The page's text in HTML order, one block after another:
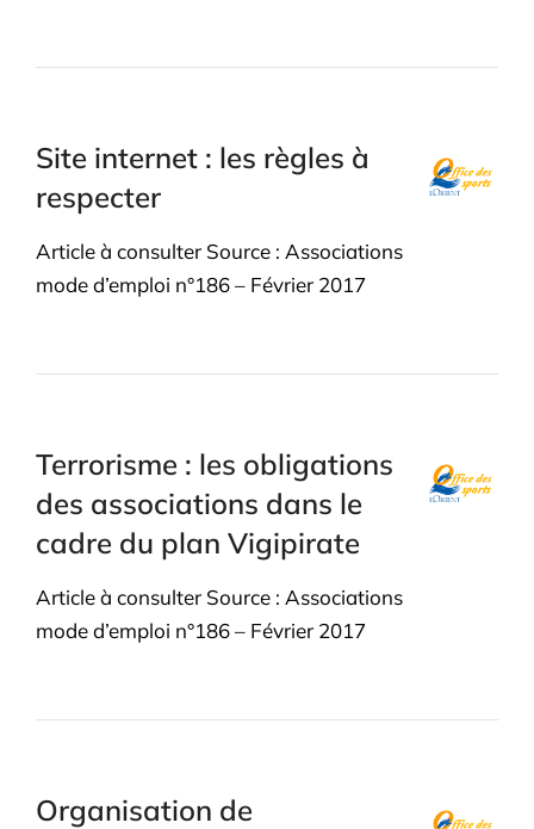
Site internet : les règles à
respecter
Article à consulter Source : Associations
mode d’emploi n°186 – Février 2017
Terrorisme : les obligations
des associations dans le
cadre du plan Vigipirate
Article à consulter Source : Associations
mode d’emploi n°186 – Février 2017
Organisation de